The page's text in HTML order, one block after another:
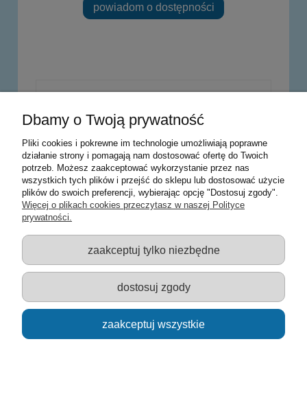
powiadom o dostępności
13,00 zł
powiadom o dostępności
Dbamy o Twoją prywatność
Pliki cookies i pokrewne im technologie umożliwiają poprawne
działanie strony i pomagają nam dostosować ofertę do Twoich
potrzeb. Możesz zaakceptować wykorzystanie przez nas
wszystkich tych plików i przejść do sklepu lub dostosować użycie
plików do swoich preferencji, wybierając opcję "Dostosuj zgody".
Więcej o plikach cookies przeczytasz w naszej Polityce
prywatności.
zaakceptuj tylko niezbędne
dostosuj zgody
zaakceptuj wszystkie